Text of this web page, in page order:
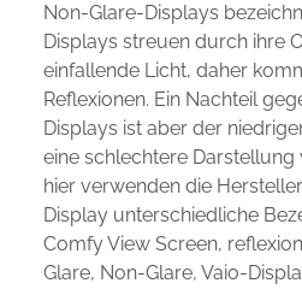
Non-Glare-Displays
Displays streuen durch ihre
einfallende Licht, daher
Reflexionen. Ein Nachteil
Displays ist aber der
eine schlechtere
hier verwenden die
Display unterschiedliche
Comfy View Screen,
Glare, Non-Glare, Vaio-